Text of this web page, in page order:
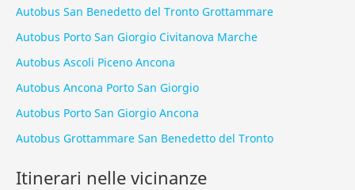
Autobus San Benedetto del Tronto Grottammare
Autobus Porto San Giorgio Civitanova Marche
Autobus Ascoli Piceno Ancona
Autobus Ancona Porto San Giorgio
Autobus Porto San Giorgio Ancona
Autobus Grottammare San Benedetto del Tronto
Itinerari nelle vicinanze